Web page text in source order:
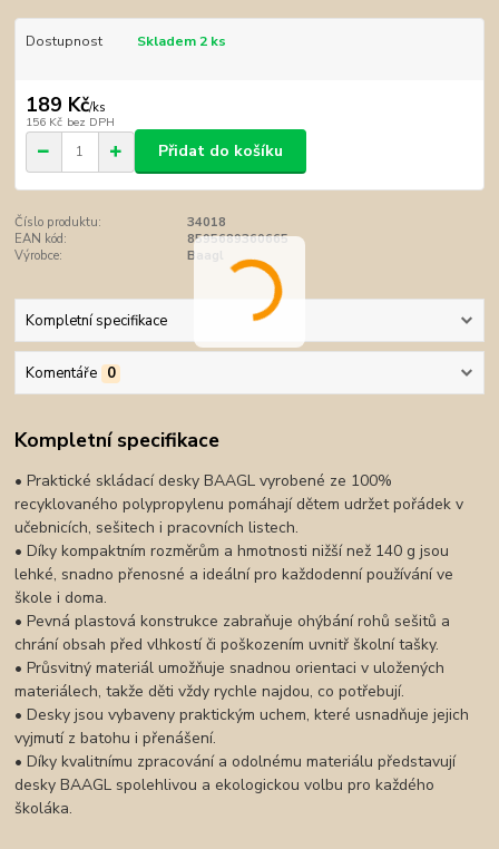
Dostupnost Skladem 2 ks
189 Kč/ks
156 Kč bez DPH
Přidat do košíku
Číslo produktu:
34018
EAN kód:
8595689360665
Výrobce:
Baagl
Kompletní specifikace
Komentáře 0
Kompletní specifikace
• Praktické skládací desky BAAGL vyrobené ze 100%
recyklovaného polypropylenu pomáhají dětem udržet pořádek v
učebnicích, sešitech i pracovních listech.
• Díky kompaktním rozměrům a hmotnosti nižší než 140 g jsou
lehké, snadno přenosné a ideální pro každodenní používání ve
škole i doma.
• Pevná plastová konstrukce zabraňuje ohýbání rohů sešitů a
chrání obsah před vlhkostí či poškozením uvnitř školní tašky.
• Průsvitný materiál umožňuje snadnou orientaci v uložených
materiálech, takže děti vždy rychle najdou, co potřebují.
• Desky jsou vybaveny praktickým uchem, které usnadňuje jejich
vyjmutí z batohu i přenášení.
• Díky kvalitnímu zpracování a odolnému materiálu představují
desky BAAGL spolehlivou a ekologickou volbu pro každého
školáka.